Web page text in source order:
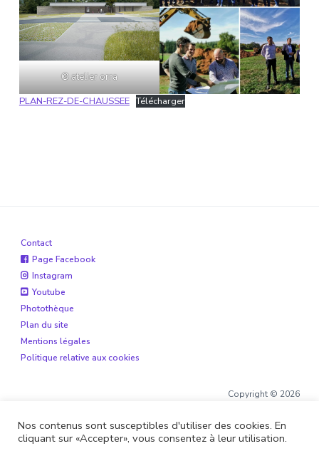
©atelier orra
PLAN-REZ-DE-CHAUSSEE Télécharger
Contact
Page Facebook
Instagram
Youtube
Photothèque
Plan du site
Mentions légales
Politique relative aux cookies
Copyright © 2026
Nos contenus sont susceptibles d'utiliser des cookies. En
cliquant sur «Accepter», vous consentez à leur utilisation.